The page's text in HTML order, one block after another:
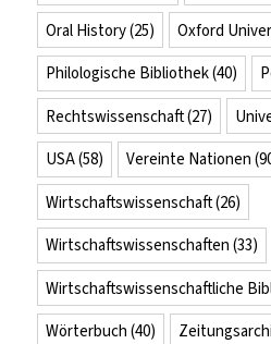
Oral History(25) Oxford
Philologische Bibliothek(40)
Rechtswissenschaft(27)
USA(58) Vereinte Nationen
Wirtschaftswissenschaft(26)
Wirtschaftswissenschaften (33)
Wirtschaftswissenschaftliche
Wörterbuch (40)